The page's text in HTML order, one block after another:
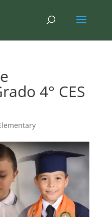
4° CES